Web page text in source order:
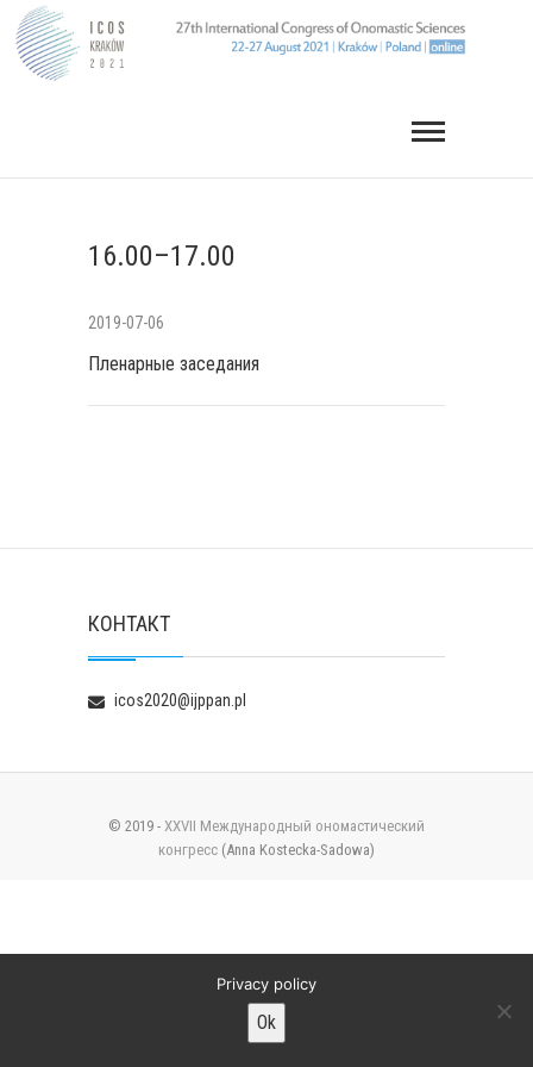
Перейти
содержимому
16.00–17.00
2019-07-06
Пленарные заседания
КОНТАКТ
icos2020@ijppan.pl
© 2019 - XXVII Международный ономастический
конгресс (Anna Kostecka-Sadowa)
Privacy policy
Ok